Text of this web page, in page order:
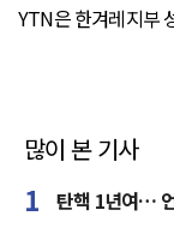
YTN은 한겨레지부
많이 본 기사
탄핵 1년여…